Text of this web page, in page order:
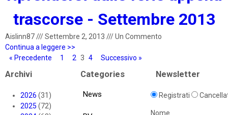
trascorse - Settembre 2013
Aislinn87///Settembre 2, 2013 ///Un Commento
Continua a leggere >>
« Precedente
1 2 3 4 Successivo »
Archivi
2026 (31)
2025 (72)
Categories
News
Newsletter
Registrati
Nome